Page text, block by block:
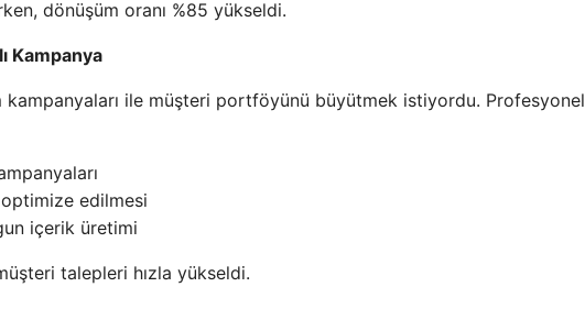
dönüşüm oranı %85 yükseldi.
Kampanya
kampanyaları ile müşteri portföyünü büyütmek istiyordu.
optimize edilmesi
içerik üretimi
talepleri hızla yükseldi.